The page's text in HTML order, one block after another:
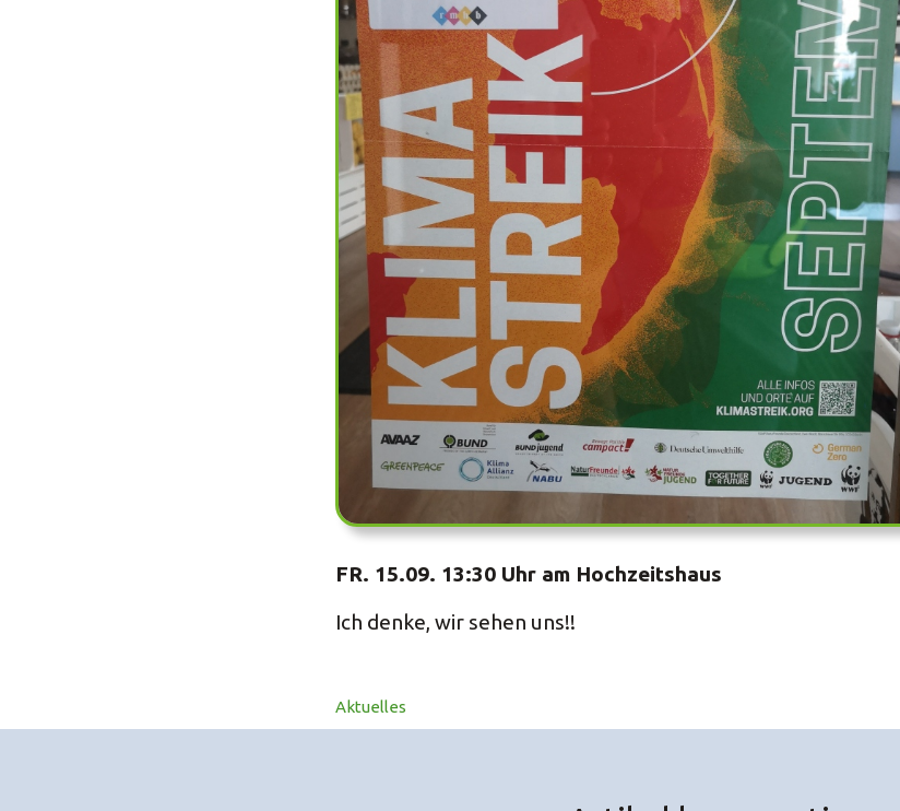
FR. 15.09. 13:30 Uhr am Hochzeitshaus
Ich denke, wir sehen uns!!
Aktuelles